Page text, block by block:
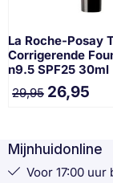
La Roche-Posay
Corrigerende
n9.5 SPF25 30ml
29,95 26,95
Mijnhuidonline
Voor 17:00 uur